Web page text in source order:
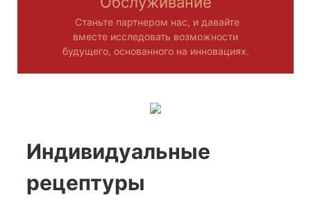
Станьте партнером нас, и давайте
вместе исследовать возможности
будущего, основанного на инновациях.
Индивидуальные
рецептуры